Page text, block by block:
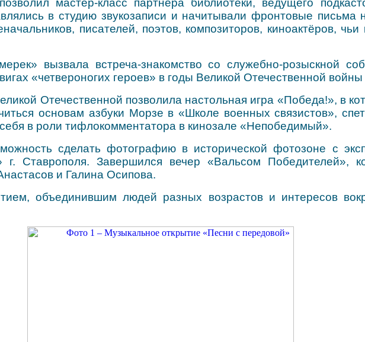
мастер-класс партнёра библиотеки, ведущего
в студию звукозаписи и начитывали фронтовые письма
писателей, поэтов, композиторов, киноактёров,
вызвала встреча-знакомство со служебно-розыскной
«четвероногих героев» в годы Великой Отечественной
Отечественной позволила настольная игра «Победа!», в
основам азбуки Морзе в «Школе военных связистов»,
в роли тифлокомментатора в кинозале «Непобедимый».
сделать фотографию в исторической фотозоне с
Ставрополя. Завершился вечер «Вальсом Победителей»,
и Галина Осипова.
объединившим людей разных возрастов и интересов